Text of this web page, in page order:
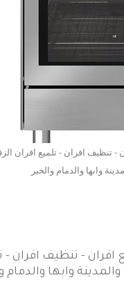
وابها والدمام والخبر
| صيانة افران - تلميع افران -